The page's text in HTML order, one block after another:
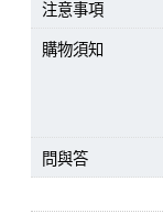
注意事項
購物須知
問與答